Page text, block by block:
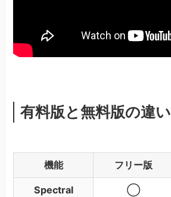
有料版と無料版の違い
機能 フリー版
Spectral
◯